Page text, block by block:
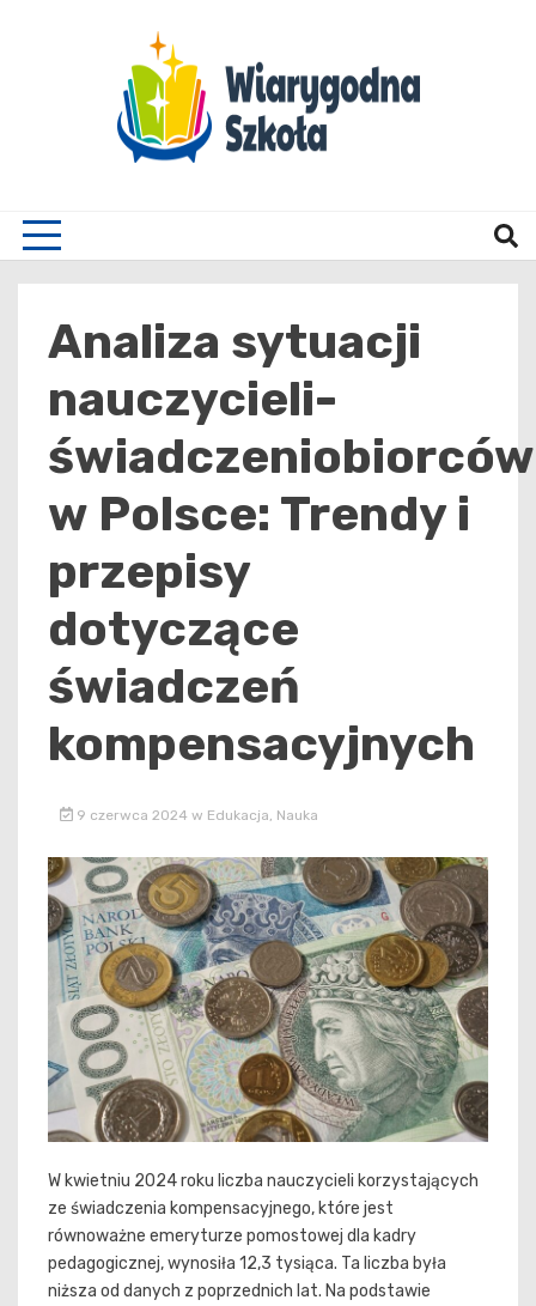
Analiza sytuacji
nauczycieli-
świadczeniobiorców
w Polsce: Trendy i
przepisy
dotyczące
świadczeń
kompensacyjnych
9 czerwca 2024 w Edukacja Nauka
W kwietniu 2024 roku liczba nauczycieli korzystających
ze świadczenia kompensacyjnego, które jest
równoważne emeryturze pomostowej dla kadry
pedagogicznej, wynosiła 12,3 tysiąca. Ta liczba była
niższa od danych z poprzednich lat. Na podstawie